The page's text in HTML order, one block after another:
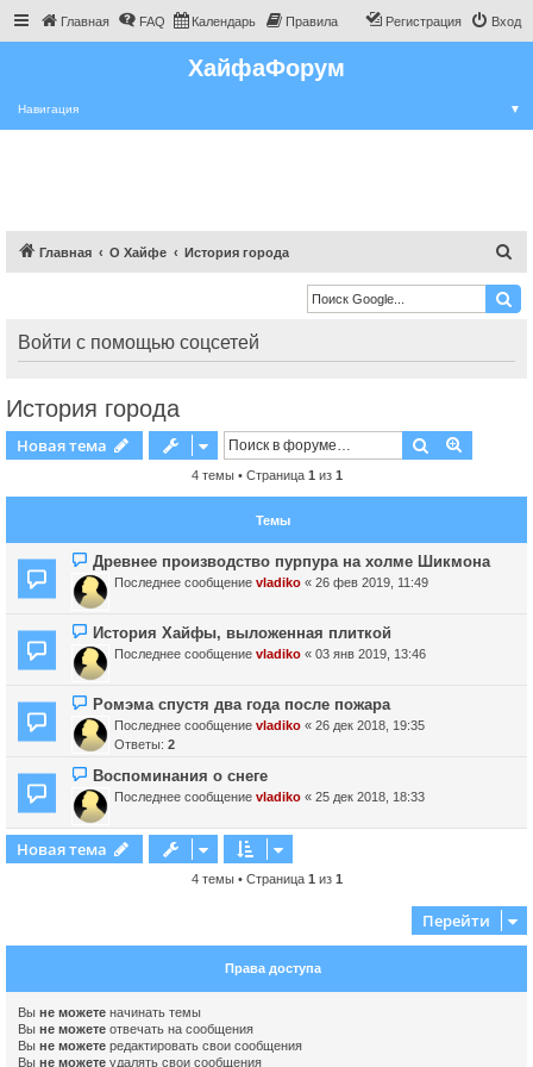
Главная FAQ Календарь Правила Вход
Регистрация
ХайфаФорум
Навигация ▼
Главная О Хайфе История города
и
к
Войти с помощью соцсетей
История города
Новая тема Поиск
4 темы • Страница 1 из 1
Темы
Древнее производство пурпура на холме Шикмона
Последнее сообщение vladiko « 26 фев 2019, 11:49
История Хайфы, выложенная плиткой
Последнее сообщение vladiko « 03 янв 2019, 13:46
Ромэма спустя два года после пожара
Последнее сообщение vladiko « 26 дек 2018, 19:35
Ответы: 2
Воспоминания о снеге
Последнее сообщение vladiko « 25 дек 2018, 18:33
Новая тема
4 темы • Страница 1 из 1
Перейти
Права доступа
Вы не можете начинать темы
Вы не можете отвечать на сообщения
Вы не можете редактировать свои сообщения
Вы не можете удалять свои сообщения